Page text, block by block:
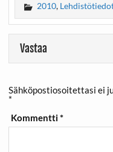
2010,
Vastaa
Sähköpostiosoitettasi ei
*
Kommentti*